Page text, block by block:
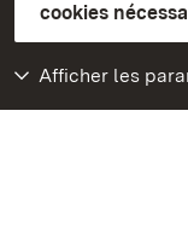
cookies
Afficher les
Accueil
Monuments
Rendez-nous